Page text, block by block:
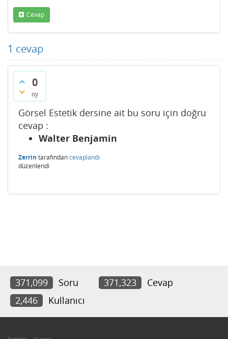
Cevap
1 cevap
0
oy
Görsel Estetik dersine ait bu soru için doğru
cevap :
Walter Benjamin
Zerrin tarafındancevaplandı
düzenlendi
371,099 Soru 371,323
Cevap
2,446
Kullanıcı